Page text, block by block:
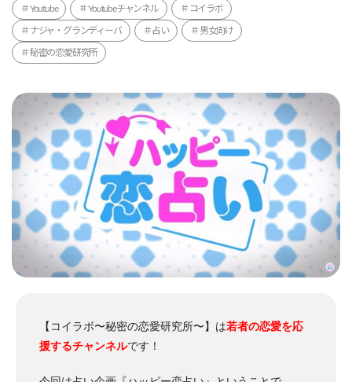
Youtube Youtubeチャンネル コイラボ
ナジャ・グランディーバ 占い 男女向け
秘密の恋愛研究所
【コイラボ〜秘密の恋愛研究所〜】は若者の恋愛を応
援するチャンネルです！